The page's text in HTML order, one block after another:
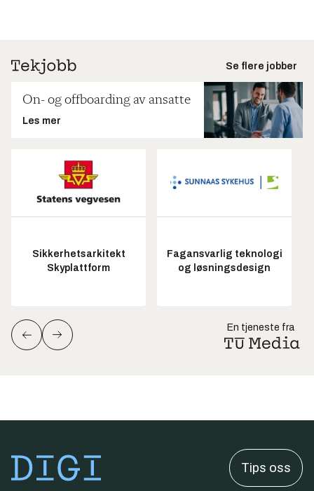
Se flere jobber
On- og offboarding av ansatte
Les mer
Sikkerhetsarkitekt
Skyplattform
Fagansvarlig teknologi
og løsningsdesign
En tjeneste fra
Tips oss